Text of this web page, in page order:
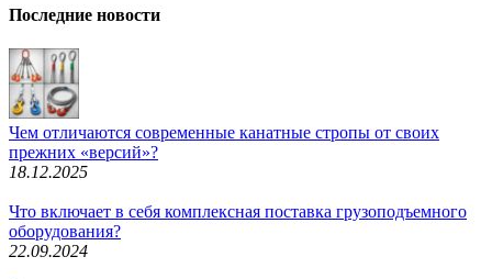
Последние новости
Чем отличаются современные канатные стропы от своих
прежних «версий»?
18.12.2025
Что включает в себя комплексная поставка грузоподъемного
оборудования?
22.09.2024